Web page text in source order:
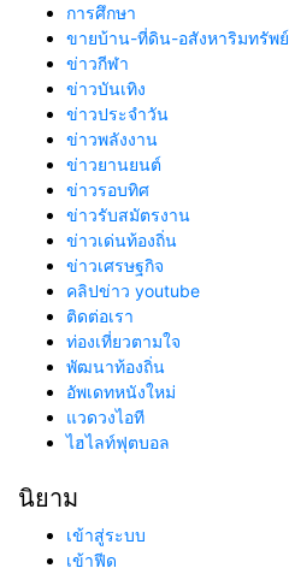
การศึกษา
ขายบ้าน-ที่ดิน-อสังหาริมทรัพย์
ข่าวกีฬา
ข่าวบันเทิง
ข่าวประจำวัน
ข่าวพลังงาน
ข่าวยานยนต์
ข่าวรอบทิศ
ข่าวรับสมัตรงาน
ข่าวเด่นท้องถิ่น
ข่าวเศรษฐกิจ
คลิปข่าว youtube
ติดต่อเรา
ท่องเที่ยวตามใจ
พัฒนาท้องถิ่น
อัพเดทหนังใหม่
แวดวงไอที
ไฮไลท์ฟุตบอล
นิยาม
เข้าสู่ระบบ
เข้าฟีด